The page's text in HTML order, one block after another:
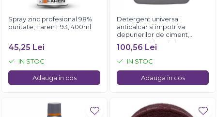
Spray zinc profesional 98%
puritate, Faren F93, 400ml
45,25 Lei
IN STOC
Adauga in cos
Detergent universal
anticalcar si impotriva
depunerilor de ciment,
Faren Rapido, 5 litri
100,56 Lei
IN STOC
Adauga in cos